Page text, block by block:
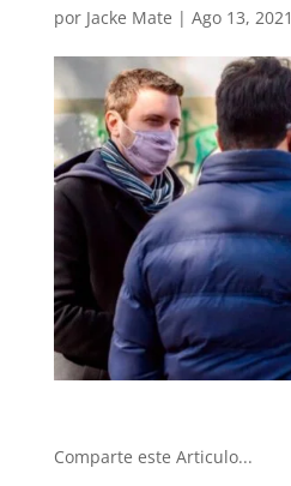
por Jacke Mate | Ago 13, 2021
Comparte este Articulo...